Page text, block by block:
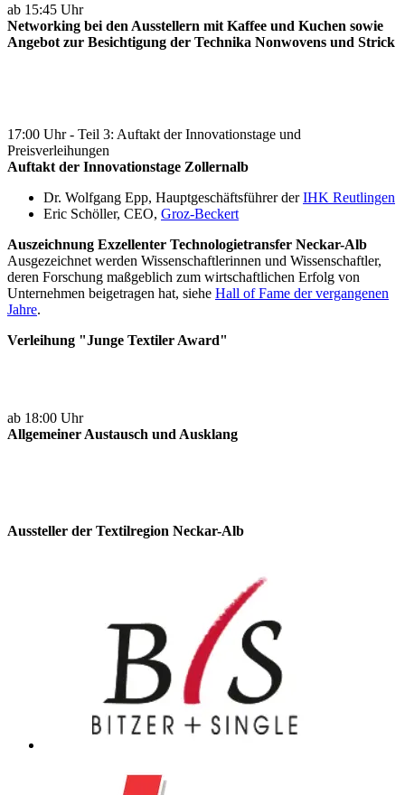
ab 15:45 Uhr
Networking bei den Ausstellern mit Kaffee und Kuchen sowie
Angebot zur Besichtigung der Technika Nonwovens und Strick
17:00 Uhr - Teil 3: Auftakt der Innovationstage und
Preisverleihungen
Auftakt der Innovationstage Zollernalb
Dr. Wolfgang Epp, Hauptgeschäftsführer derIHK Reutlingen
Eric Schöller, CEO, Groz-Beckert
Auszeichnung Exzellenter Technologietransfer Neckar-Alb
Ausgezeichnet werden Wissenschaftlerinnen und Wissenschaftler,
deren Forschung maßgeblich zum wirtschaftlichen Erfolg von
Unternehmen beigetragen hat, siehe Hall of Fame der vergangenen
Jahre.
Verleihung "Junge Textiler Award"
ab 18:00 Uhr
Allgemeiner Austausch und Ausklang
Aussteller der Textilregion Neckar-Alb